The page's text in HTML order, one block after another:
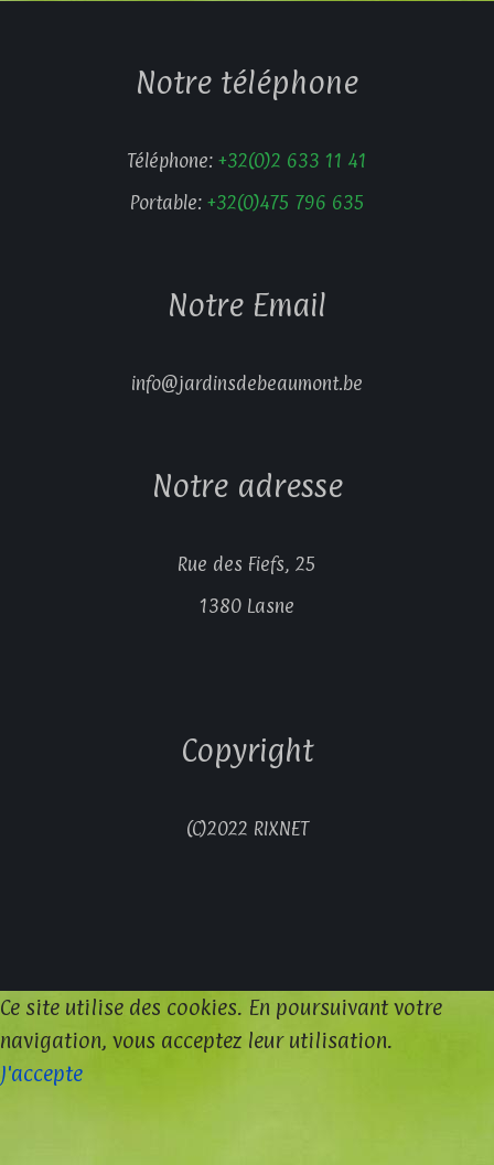
Notre téléphone
Téléphone: +32(0)2 633 11 41
Portable: +32(0)475 796 635
Notre Email
info@jardinsdebeaumont.be
Notre adresse
Rue des Fiefs, 25
1380 Lasne
Copyright
(C)2022 RIXNET
Ce site utilise des cookies. En poursuivant votre
navigation, vous acceptez leur utilisation.
J'accepte